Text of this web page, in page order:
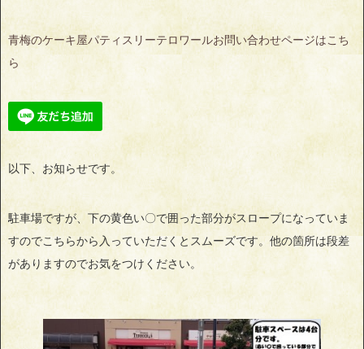
青梅のケーキ屋パティスリーテロワールお問い合わせページはこち
ら
以下、お知らせです。
駐車場ですが、下の黄色い〇で囲った部分がスロープになっていま
すのでこちらから入っていただくとスムーズです。他の箇所は段差
がありますのでお気をつけください。